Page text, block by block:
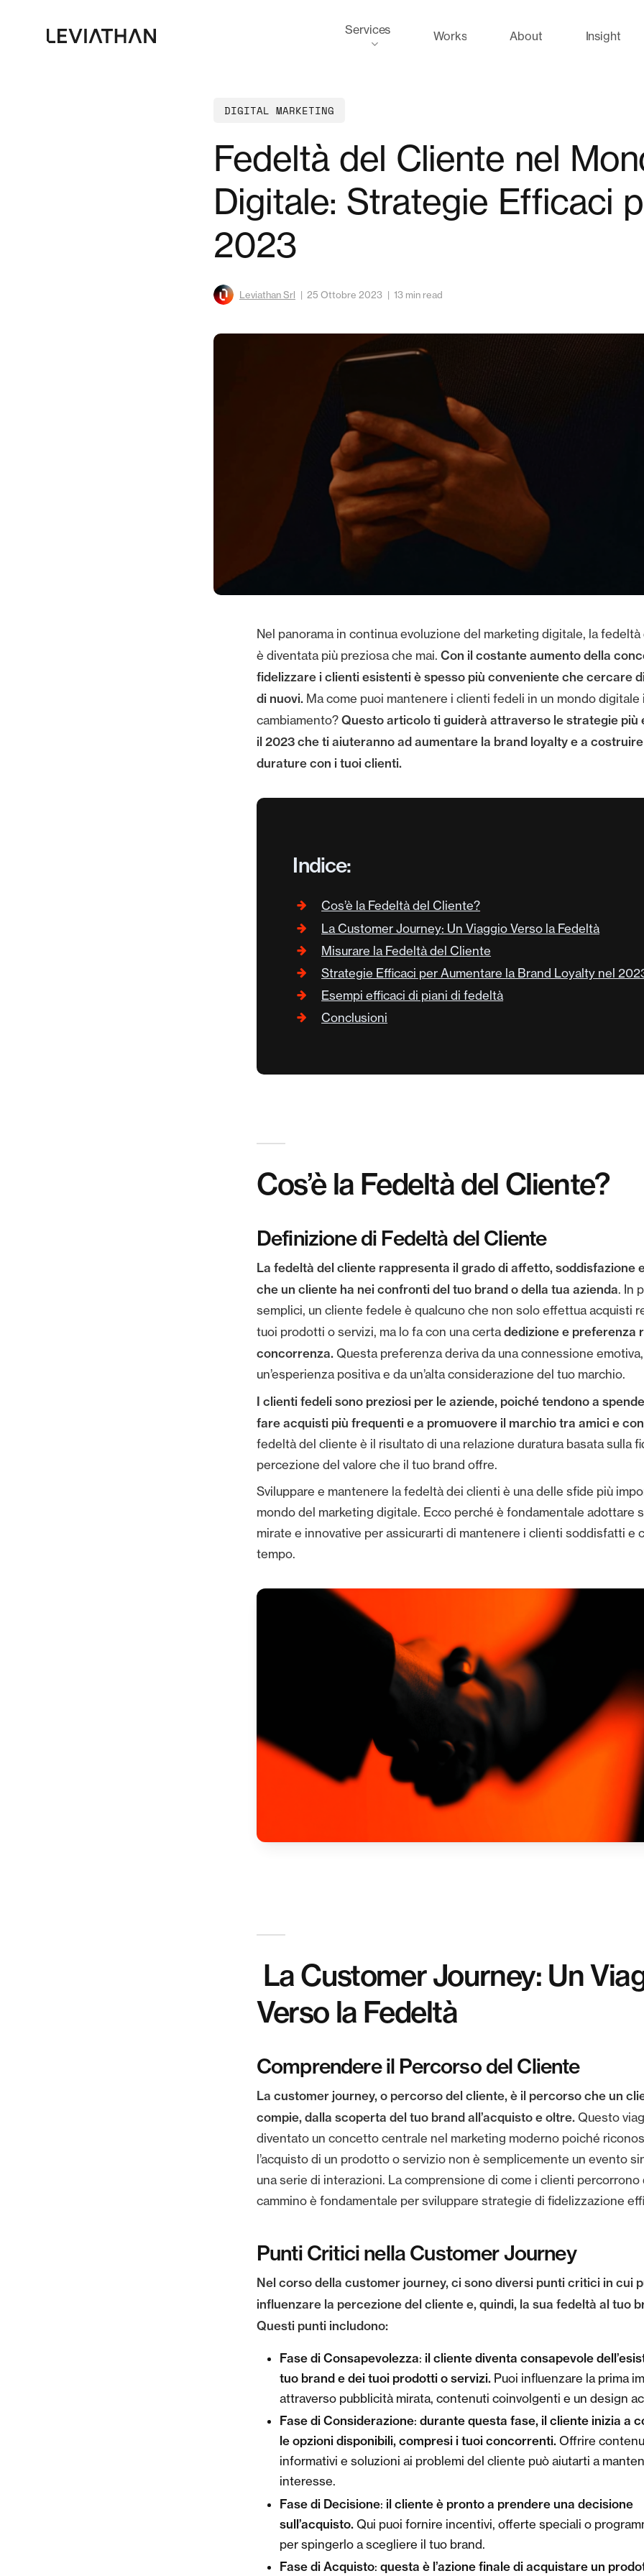
Services Works About Insight
DIGITAL MARKETING
Fedeltà del Cliente nel
Digitale: Strategie Efficaci
2023
Leviathan Srl 25 Ottobre 2023 13 min read
Nel panorama in continua evoluzione del marketing digitale, la
è diventata più preziosa che mai. Con il costante aumento della
fidelizzare i clienti esistenti è spesso più conveniente che cercare
di nuovi. Ma come puoi mantenere i clienti fedeli in un mondo digitale
cambiamento? Questo articolo ti guiderà attraverso le strategie più
il 2023 che ti aiuteranno ad aumentare la brand loyalty e a
durature con i tuoi clienti.
Indice:
Cos’è la Fedeltà del Cliente?
La Customer Journey: Un Viaggio Verso la Fedeltà
Misurare la Fedeltà del Cliente
Strategie Efficaci per Aumentare la Brand Loyalty nel
Esempi efficaci di piani di fedeltà
Conclusioni
Cos’è la Fedeltà del Cliente?
Definizione di Fedeltà del Cliente
La fedeltà del cliente rappresenta il grado di affetto, soddisfazione
che un cliente ha nei confronti del tuo brand o della tua azienda. In
semplici, un cliente fedele è qualcuno che non solo effettua acquisti
tuoi prodotti o servizi, ma lo fa con una certa dedizione e preferenza
concorrenza. Questa preferenza deriva da una connessione
un’esperienza positiva e da un’alta considerazione del tuo marchio.
I clienti fedeli sono preziosi per le aziende, poiché tendono a
fare acquisti più frequenti e a promuovere il marchio tra amici e
fedeltà del cliente è il risultato di una relazione duratura basata sulla
percezione del valore che il tuo brand offre.
Sviluppare e mantenere la fedeltà dei clienti è una delle sfide più
mondo del marketing digitale. Ecco perché è fondamentale adottare
mirate e innovative per assicurarti di mantenere i clienti soddisfatti e
tempo.
La Customer Journey: Un
Verso la Fedeltà
Comprendere il Percorso del Cliente
La customer journey, o percorso del cliente, è il percorso che un
compie, dalla scoperta del tuo brand all’acquisto e oltre. Questo
diventato un concetto centrale nel marketing moderno poiché
l’acquisto di un prodotto o servizio non è semplicemente un evento
una serie di interazioni. La comprensione di come i clienti percorrono
cammino è fondamentale per sviluppare strategie di fidelizzazione
Punti Critici nella Customer Journey
Nel corso della customer journey, ci sono diversi punti critici in cui
influenzare la percezione del cliente e, quindi, la sua fedeltà al tuo
Questi punti includono:
Fase di Consapevolezza: il cliente diventa consapevole
tuo brand e dei tuoi prodotti o servizi. Puoi influenzare la prima
attraverso pubblicità mirata, contenuti coinvolgenti e un design
Fase di Considerazione: durante questa fase, il cliente inizia a
le opzioni disponibili, compresi i tuoi concorrenti.Offrire
informativi e soluzioni ai problemi del cliente può aiutarti a
interesse.
Fase di Decisione: il cliente è pronto a prendere una decisione
sull’acquisto. Qui puoi fornire incentivi, offerte speciali o
per spingerlo a scegliere il tuo brand.
Fase di Acquisto: questa è l’azione finale di acquistare un